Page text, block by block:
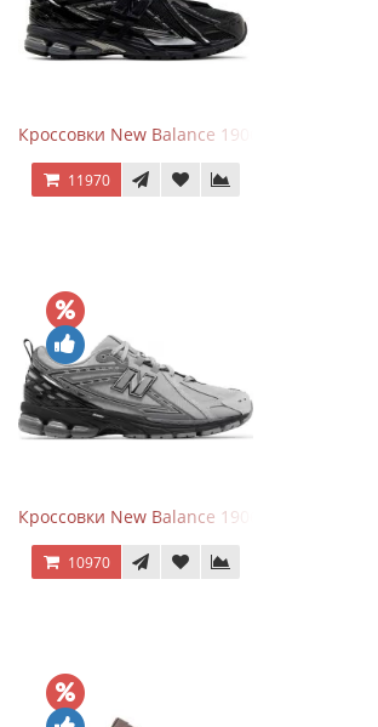
Кроссовки New Balance 1906A Black Silver
11970
Кроссовки New Balance 1906R Brighton Grey
10970